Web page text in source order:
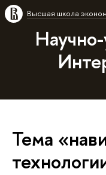
Высшая школа
Тема